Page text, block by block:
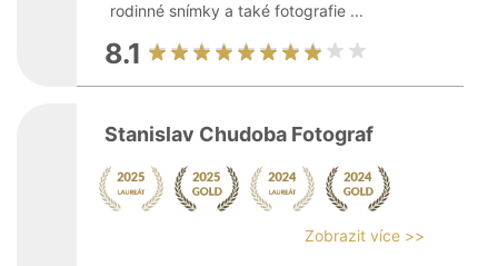
rodinné snímky a také fotografie ...
8.1
Stanislav Chudoba Fotograf
Zobrazit více >>